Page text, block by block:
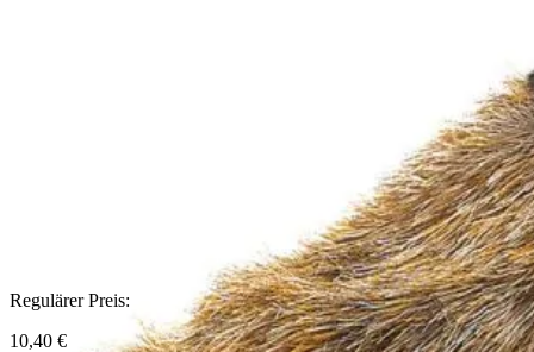
Regulärer Preis:
10,40 €